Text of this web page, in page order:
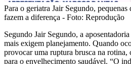
Para o geriatra Jair Segundo, pequenas
fazem a diferença - Foto: Reprodução
Segundo Jair Segundo, a
mais exigem planejamento. Quando
provocar uma ruptura brusca na rotina,
para o envelhecimento saudável. “O